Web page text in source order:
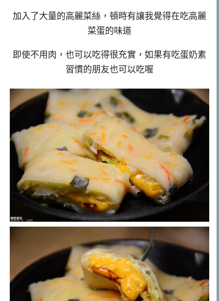
加入了大量的高麗菜絲，頓時有讓我覺得在吃高麗
菜蛋的味道
即使不用肉，也可以吃得很充實，如果有吃蛋奶素
習慣的朋友也可以吃喔